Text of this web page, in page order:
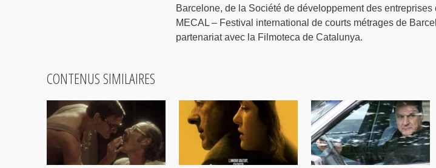
Barcelone, de la Société de développement des
MECAL – Festival international de courts métrages de
partenariat avec la Filmoteca de Catalunya.
CONTENUS SIMILAIRES